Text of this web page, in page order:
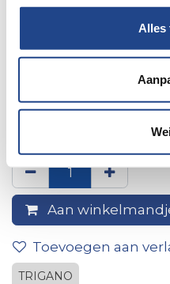
Alles
1 breedtelicht
26 x 27 mm
Aan
Toevoegen aan
TRIGANO